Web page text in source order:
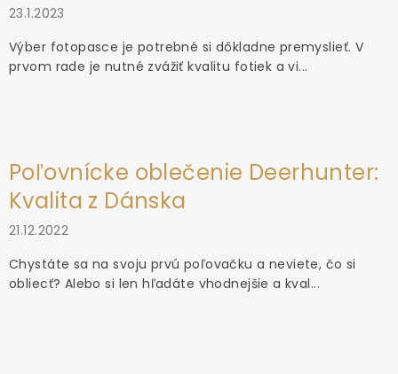
23.1.2023
Výber fotopasce je potrebné si dôkladne premyslieť. V
prvom rade je nutné zvážiť kvalitu fotiek a vi...
Poľovnícke oblečenie Deerhunter:
Kvalita z Dánska
21.12.2022
Chystáte sa na svoju prvú poľovačku a neviete, čo si
obliecť? Alebo si len hľadáte vhodnejšie a kval...